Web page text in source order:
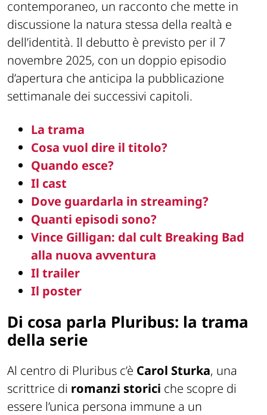
contemporaneo, un racconto che mette in
discussione la natura stessa della realtà e
dell’identità. Il debutto è previsto per il 7
novembre 2025, con un doppio episodio
d’apertura che anticipa la pubblicazione
settimanale dei successivi capitoli.
La trama
Cosa vuol dire il titolo?
Quando esce?
Il cast
Dove guardarla in streaming?
Quanti episodi sono?
Vince Gilligan: dal cult Breaking Bad
alla nuova avventura
Il trailer
Il poster
Di cosa parla Pluribus: la trama
della serie
Al centro di Pluribus c’è Carol Sturka, una
scrittrice di romanzi storici che scopre di
essere l’unica persona immune a un